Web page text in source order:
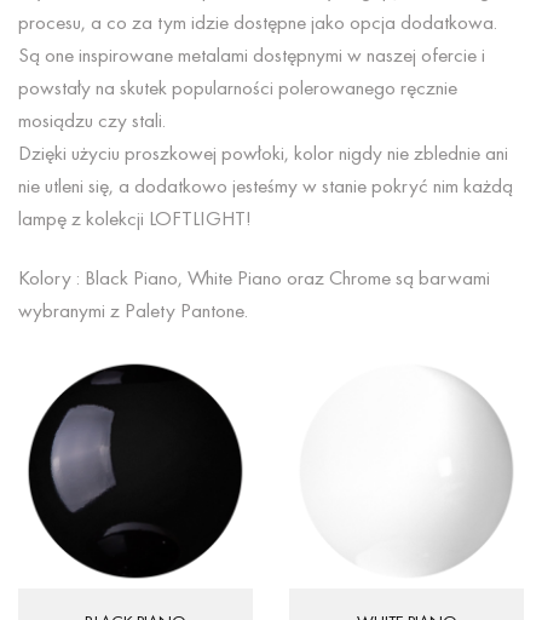
procesu, a co za tym idzie dostępne jako opcja dodatkowa.
Są one inspirowane metalami dostępnymi w naszej ofercie i
powstały na skutek popularności polerowanego ręcznie
mosiądzu czy stali.
Dzięki użyciu proszkowej powłoki, kolor nigdy nie zblednie ani
nie utleni się, a dodatkowo jesteśmy w stanie pokryć nim każdą
lampę z kolekcji LOFTLIGHT!
Kolory : Black Piano, White Piano oraz Chrome są barwami
wybranymi z Palety Pantone.